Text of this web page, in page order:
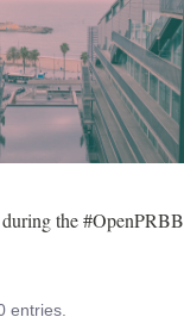
the #OpenPRBB
entries.